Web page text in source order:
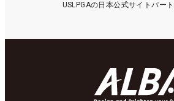
USLPGAの日本公式サイトパート